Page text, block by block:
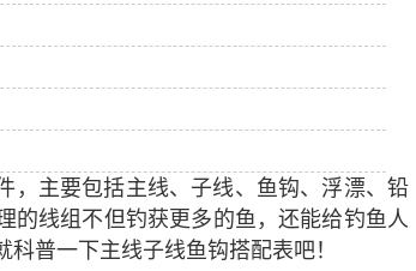
，主要包括主线、子线、鱼钩、浮漂、铅
的线组不但钓获更多的鱼，还能给钓鱼人
普一下主线子线鱼钩搭配表吧！